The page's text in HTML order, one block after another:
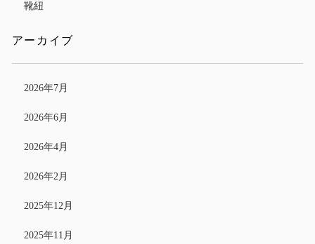
靴紐
アーカイブ
2026年7月
2026年6月
2026年4月
2026年2月
2025年12月
2025年11月